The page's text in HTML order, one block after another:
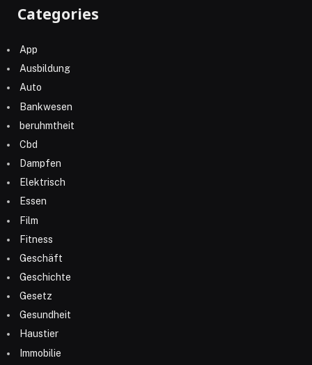
Categories
App
Ausbildung
Auto
Bankwesen
beruhmtheit
Cbd
Dampfen
Elektrisch
Essen
Film
Fitness
Geschäft
Geschichte
Gesetz
Gesundheit
Haustier
Immobilie